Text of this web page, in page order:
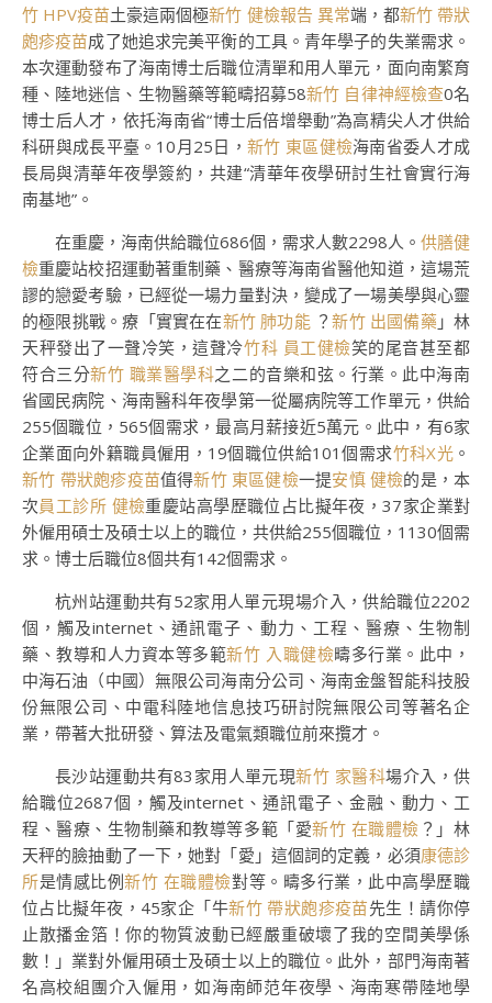
竹 HPV疫苗土豪這兩個極新竹 健檢報告 異常端，都新竹 帶狀
皰疹疫苗成了她追求完美平衡的工具。青年學子的失業需求。
本次運動發布了海南博士后職位清單和用人單元，面向南繁育
種、陸地迷信、生物醫藥等範疇招募58新竹 自律神經檢查0名
博士后人才，依托海南省“博士后倍增舉動”為高精尖人才供給
科研與成長平臺。10月25日， 新竹 東區健檢海南省委人才成
長局與清華年夜學簽約，共建“清華年夜學研討生社會實行海
南基地”。
在重慶，海南供給職位686個，需求人數2298人。 供膳健
檢重慶站校招運動著重制藥、醫療等海南省醫他知道，這場荒
謬的戀愛考驗，已經從一場力量對決，變成了一場美學與心靈
的極限挑戰。療「實實在在新竹 肺功能 ？新竹 出國備藥」林
天秤發出了一聲冷笑，這聲冷竹科 員工健檢笑的尾音甚至都
符合三分新竹 職業醫學科之二的音樂和弦。行業。此中海南
省國民病院、海南醫科年夜學第一從屬病院等工作單元，供給
255個職位，565個需求，最高月薪接近5萬元。此中，有6家
企業面向外籍職員僱用，19個職位供給101個需求竹科X光 。
新竹 帶狀皰疹疫苗值得新竹 東區健檢一提安慎 健檢的是，本
次員工診所 健檢重慶站高學歷職位占比擬年夜，37家企業對
外僱用碩士及碩士以上的職位，共供給255個職位，1130個需
求。博士后職位8個共有142個需求。
杭州站運動共有52家用人單元現場介入，供給職位2202
個，觸及internet、通訊電子、動力、工程、醫療、生物制
藥、教導和人力資本等多範新竹 入職健檢疇多行業。此中，
中海石油（中國）無限公司海南分公司、海南金盤智能科技股
份無限公司、中電科陸地信息技巧研討院無限公司等著名企
業，帶著大批研發、算法及電氣類職位前來攬才。
長沙站運動共有83家用人單元現新竹 家醫科場介入，供
給職位2687個，觸及internet、通訊電子、金融、動力、工
程、醫療、生物制藥和教導等多範「愛新竹 在職體檢 ？」林
天秤的臉抽動了一下，她對「愛」這個詞的定義，必須康德診
所是情感比例新竹 在職體檢對等。疇多行業，此中高學歷職
位占比擬年夜，45家企「牛新竹 帶狀皰疹疫苗先生！請你停
止散播金箔！你的物質波動已經嚴重破壞了我的空間美學係
數！」業對外僱用碩士及碩士以上的職位。此外，部門海南著
名高校組團介入僱用，如海南師范年夜學、海南寒帶陸地學